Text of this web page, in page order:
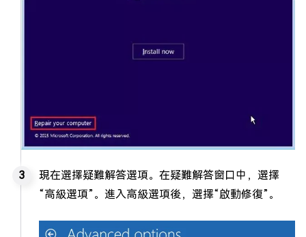
現在選擇疑難解答選項。在疑難解答窗口中，選擇
“高級選項”。進入高級選項後，選擇“啟動修復”。